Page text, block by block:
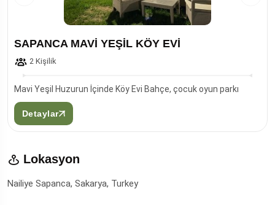
SAPANCA MAVİ YEŞİL KÖY EVİ
2 Kişilik
Mavi Yeşil Huzurun İçinde Köy Evi Bahçe, çocuk oyun parkı
Detaylar
Lokasyon
Nailiye Sapanca, Sakarya, Turkey